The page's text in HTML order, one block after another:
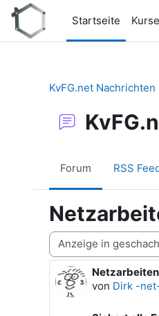
Zum Hauptinhalt
Startseite
KvFG.net Nachrichten
Forum RSS
Anzeigemodus
von Dirk -
Anzahl